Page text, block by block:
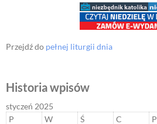
Przejdź do pełnej liturgii dnia
Historia wpisów
styczeń 2025
P
W Ś C P